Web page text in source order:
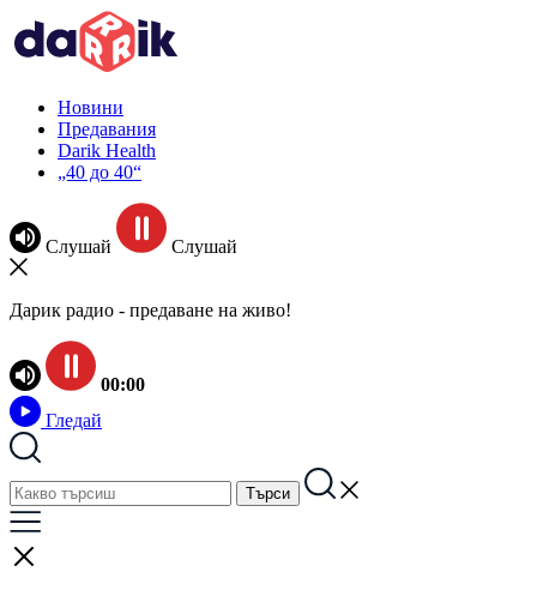
Новини
Предавания
Darik Health
„40 до 40“
Слушай Слушай
Дарик радио - предаване на живо!
00:00
Гледай